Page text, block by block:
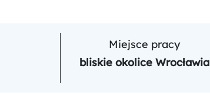
Miejsce pracy
bliskie okolice Wrocławia